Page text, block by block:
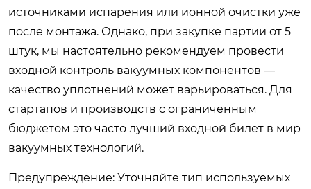
источниками испарения или ионной очистки уже
после монтажа. Однако, при закупке партии от 5
штук, мы настоятельно рекомендуем провести
входной контроль вакуумных компонентов —
качество уплотнений может варьироваться. Для
стартапов и производств с ограниченным
бюджетом это часто лучший входной билет в мир
вакуумных технологий.
Предупреждение: Уточняйте тип используемых